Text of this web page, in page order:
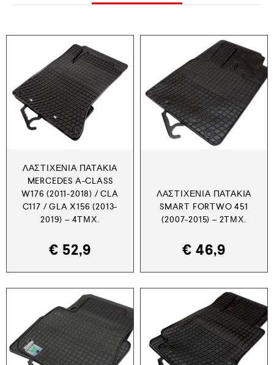
ΛΑΣΤΙΧΈΝΙΑ ΠΑΤΆΚΙΑ
MERCEDES A-CLASS
W176 (2011-2018) / CLA
C117 / GLA X156 (2013-
2019) – 4ΤΜΧ.
€ 52,9
ΛΑΣΤΙΧΈΝΙΑ ΠΑΤΆΚΙΑ
SMART FORTWO 451
(2007-2015) – 2ΤΜΧ.
€ 46,9